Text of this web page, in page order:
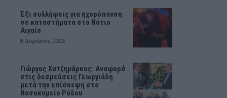
Έξι συλλήψεις για ηχορύπανση
σε καταστήματα στο Νότιο
Αιγαίο
8 Αυγούστου, 2026
Γιώργος Χατζημάρκος: Αναφορά
στις δεσμεύσεις Γεωργιάδη
μετά την επίσκεψη στο
Νοσοκομείο Ρόδου